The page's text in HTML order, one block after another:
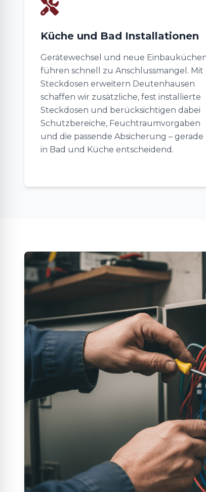
Küche und Bad Installationen
Gerätewechsel und neue
führen schnell zu Anschlussmangel. Mit
Steckdosen erweitern Deutenhausen
schaffen wir zusätzliche, fest installierte
Steckdosen und berücksichtigen dabei
Schutzbereiche, Feuchtraumvorgaben
und die passende Absicherung – gerade
in Bad und Küche entscheidend.